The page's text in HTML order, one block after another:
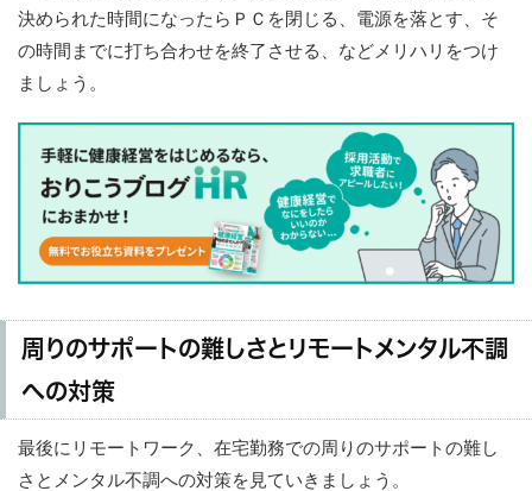
決められた時間になったらＰＣを閉じる、電源を落とす、そ
の時間までに打ち合わせを終了させる、などメリハリをつけ
ましょう。
周りのサポートの難しさとリモートメンタル不調
への対策
最後にリモートワーク、在宅勤務での周りのサポートの難し
さとメンタル不調への対策を見ていきましょう。